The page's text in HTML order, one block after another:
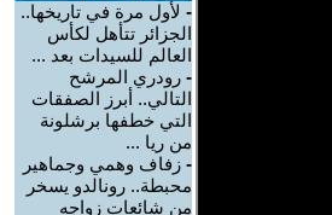
- لأول مرة في تاريخها..
الجزائر تتأهل لكأس
العالم للسيدات بعد ...
- رودري المرشح
التالي.. أبرز الصفقات
التي خطفها برشلونة
من ريا ...
- زفاف وهمي وجماهير
محبطة.. رونالدو يسخر
من شائعات زواجه